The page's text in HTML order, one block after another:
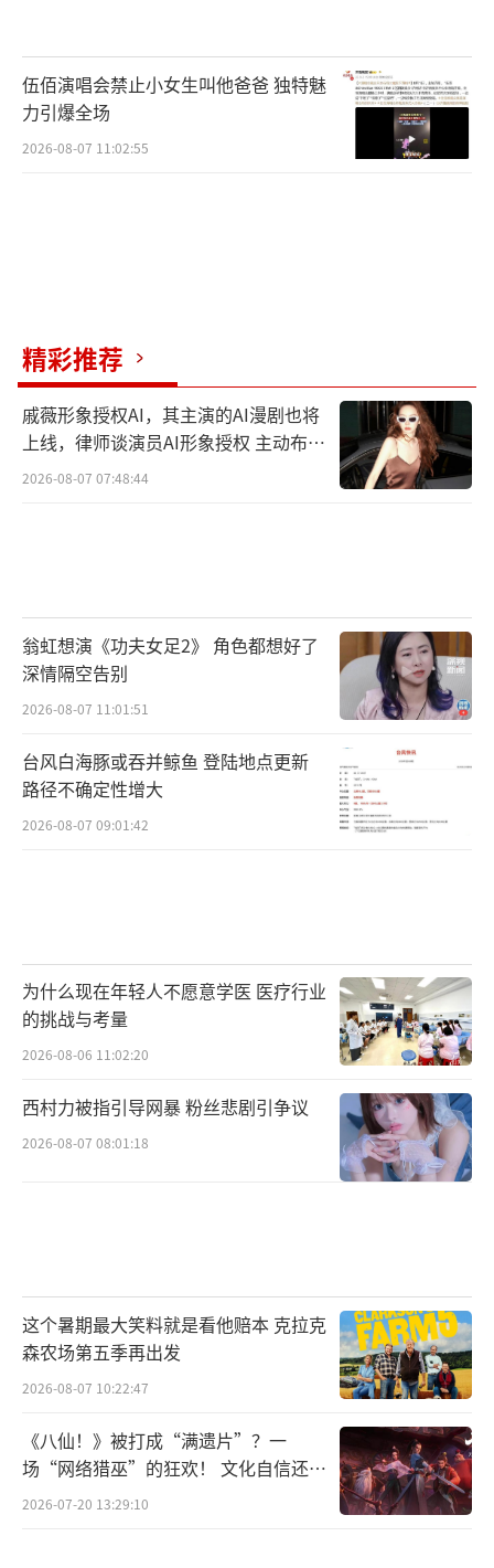
音乐剧《飞天》的创作团队相信，在与疫
情的持续抗争中我们暂时不能走入剧场，但艺
渐成活，人们总是在跋涉中找到自我，悲悯给
了记忆一个安身之所，爱又让世界的希望在此
共和。”让更多人在一字一句中重获力量，让
音符跨越山海驱赶我们内心的阴霾，即是《飞
天》主题音乐会免费上线的初衷，也是艺术家
们献给世界的大爱真情。
年魅力敦煌，用音乐剧的形式，把中国的故事
讲到世界去。”
伍佰演唱会禁止小女生叫他爸爸 独特魅
力引爆全场
2026-08-07 11:02:55
精彩推荐
戚薇形象授权AI，其主演的AI漫剧也将
上线，律师谈演员AI形象授权 主动布局
数字资产
2026-08-07 07:48:44
翁虹想演《功夫女足2》 角色都想好了
深情隔空告别
2026-08-07 11:01:51
台风白海豚或吞并鲸鱼 登陆地点更新
路径不确定性增大
2026-08-07 09:01:42
为什么现在年轻人不愿意学医 医疗行业
的挑战与考量
2026-08-06 11:02:20
西村力被指引导网暴 粉丝悲剧引争议
2026-08-07 08:01:18
这个暑期最大笑料就是看他赔本 克拉克
森农场第五季再出发
2026-08-07 10:22:47
《八仙！》被打成“满遗片”？一
场“网络猎巫”的狂欢！ 文化自信还是
焦虑？
2026-07-20 13:29:10